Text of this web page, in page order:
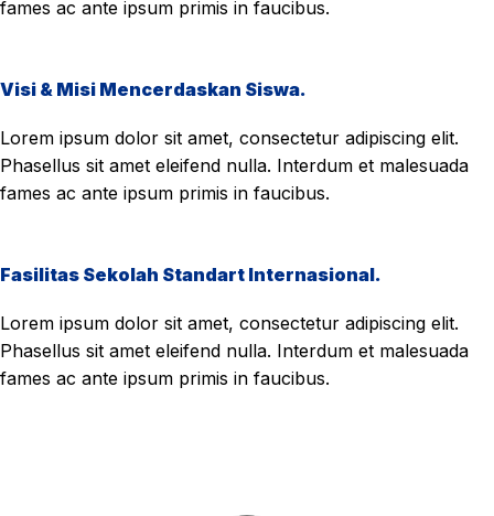
fames ac ante ipsum primis in faucibus.
Visi & Misi Mencerdaskan Siswa.
Lorem ipsum dolor sit amet, consectetur adipiscing elit.
Phasellus sit amet eleifend nulla. Interdum et malesuada
fames ac ante ipsum primis in faucibus.
Fasilitas Sekolah Standart Internasional.
Lorem ipsum dolor sit amet, consectetur adipiscing elit.
Phasellus sit amet eleifend nulla. Interdum et malesuada
fames ac ante ipsum primis in faucibus.